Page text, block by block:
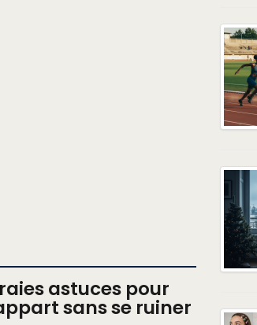
astuces pour
sans se ruiner